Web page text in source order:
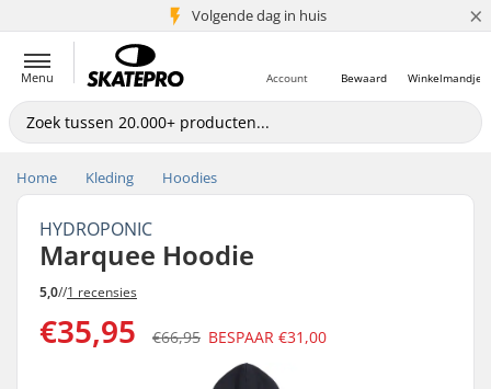
Volgende dag in huis
5+ mln. klanten ×
Menu Winkelmandje
Bewaard
Account
Home Kleding Hoodies
HYDROPONIC
Marquee Hoodie
5,0//1 recensies
€35,95 €66,95 BESPAAR €31,00